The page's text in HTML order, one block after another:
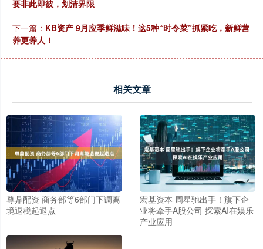
要非此即彼，划清界限
下一篇： KB资产 9月应季鲜滋味！这5种“时令菜”抓紧吃，新鲜营
养更养人！
相关文章
尊鼎配资 商务部等6部门下调离
境退税起退点
宏基资本 周星驰出手！旗下企
业将牵手A股公司 探索AI在娱乐
产业应用